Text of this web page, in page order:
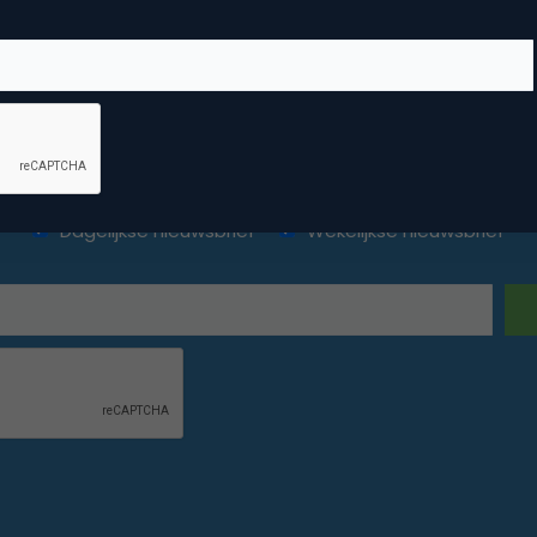
Elke dag vers. Mis
Dagelijkse nieuwsbrief Wekelijkse nieuwsbrief